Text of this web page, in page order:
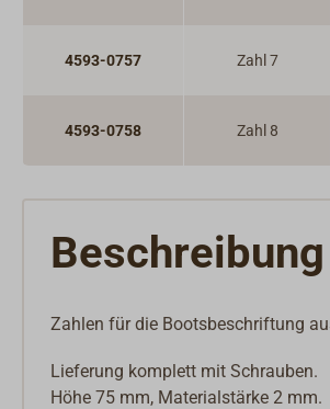
4593-0757 Zahl 7
4593-0758 Zahl 8
Beschreibung
Zahlen für die Bootsbeschriftung
Lieferung komplett mit Schrauben.
Höhe 75 mm, Materialstärke 2 mm.